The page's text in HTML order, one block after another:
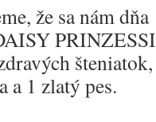
že sa nám
a 1 zlatý pes.